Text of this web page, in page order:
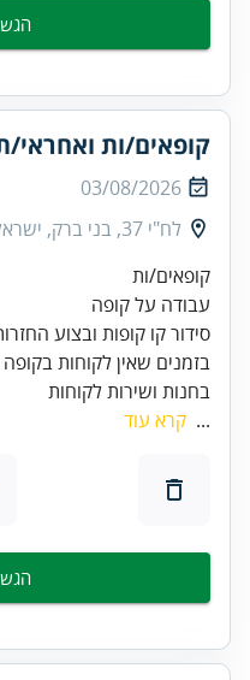
קופאים/ות ואחראי/
03/08/2026
לח"י 37, בני ברק, ישראל
בזמנים שאין לקוחות
בחנות ושירות לקוחות
... קרא עוד